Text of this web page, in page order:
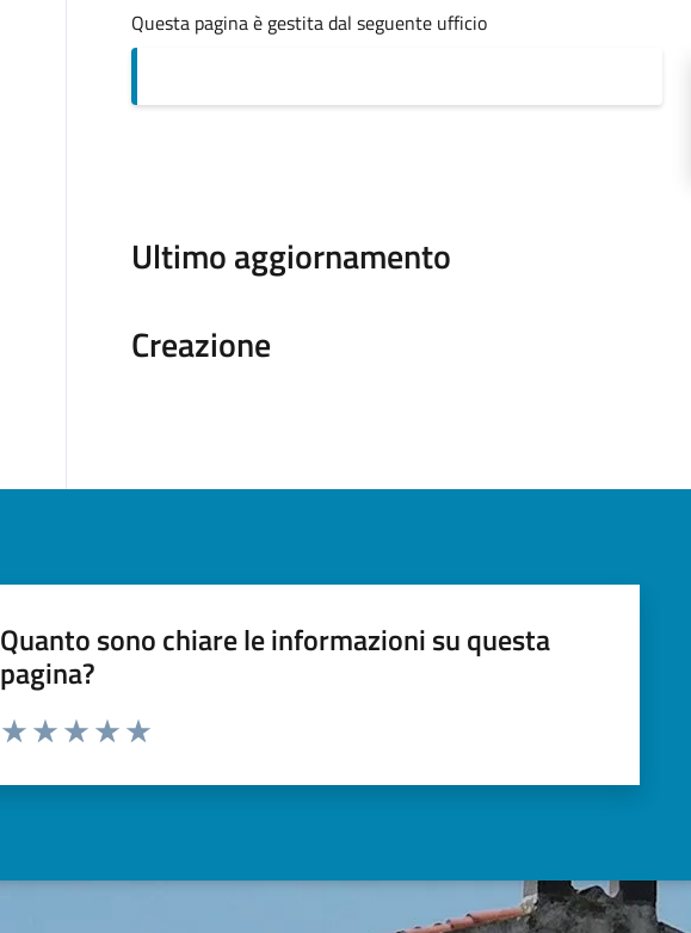
Questa pagina è gestita dal seguente ufficio
Ultimo aggiornamento
Creazione
Quanto sono chiare le informazioni su questa
pagina?
Valuta da 1 a 5 stelle la pagina